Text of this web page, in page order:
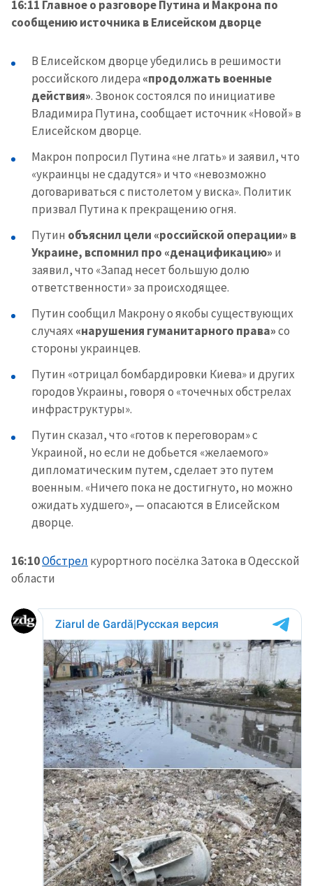
Отправить
16:11 Главное о разговоре Путина и Макрона по
сообщению источника в Елисейском дворце
В Елисейском дворце убедились в решимости
российского лидера «продолжать военные
действия». Звонок состоялся по инициативе
Владимира Путина, сообщает источник «Новой» в
Елисейском дворце.
Макрон попросил Путина «не лгать» и заявил, что
«украинцы не сдадутся» и что «невозможно
договариваться с пистолетом у виска». Политик
призвал Путина к прекращению огня.
Путин объяснил цели «российской операции» в
Украине, вспомнил про «денацификацию» и
заявил, что «Запад несет большую долю
ответственности» за происходящее.
Путин сообщил Макрону о якобы существующих
случаях «нарушения гуманитарного права»со
стороны украинцев.
Путин «отрицал бомбардировки Киева» и других
городов Украины, говоря о «точечных обстрелах
инфраструктуры».
Путин сказал, что «готов к переговорам» с
Украиной, но если не добьется «желаемого»
дипломатическим путем, сделает это путем
военным. «Ничего пока не достигнуто, но можно
ожидать худшего», — опасаются в Елисейском
дворце.
16:10Обстрел курортного посёлка Затока в Одесской
области